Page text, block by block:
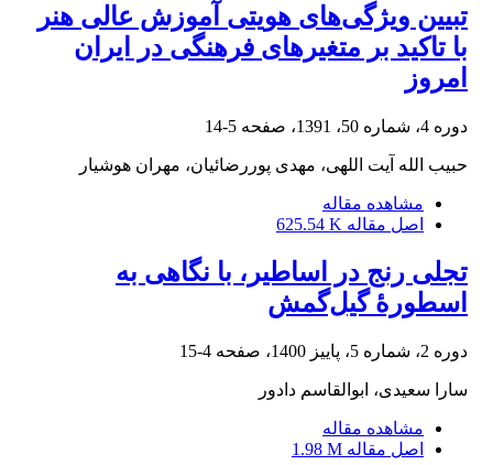
تبیین ویژگی‌های هویتی آموزش عالی هنر
با تاکید بر متغیرهای فرهنگی در ایران
امروز
دوره 4، شماره 50، 1391، صفحه 5-14
حبیب الله آیت اللهی، مهدی پوررضائیان، مهران هوشیار
مشاهده مقاله
اصل مقاله 625.54 K
تجلی رنج در اساطیر، با نگاهی به
اسطورۀ گیل‌گمش
دوره 2، شماره 5، پاییز 1400، صفحه 4-15
سارا سعیدی، ابوالقاسم دادور
مشاهده مقاله
اصل مقاله 1.98 M